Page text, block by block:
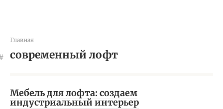
Главная
современный лофт
Мебель для лофта: создаем
индустриальный интерьер